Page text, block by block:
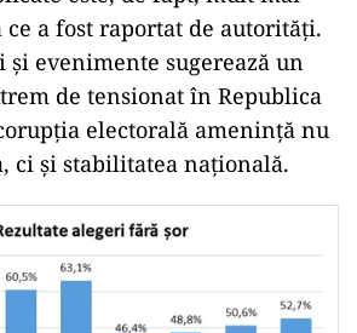
3 octombrie, Viorel
Inspectoratului General al
Dragalin, șefa Procuraturii
că peste 130.000 de
în schemele de
Moscova.
acuzații, afirmând că
de bani și numărul